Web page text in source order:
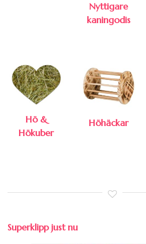
Nyttigare
kaningodis
Hö &
Hökuber
Höhäckar
Superklipp just nu